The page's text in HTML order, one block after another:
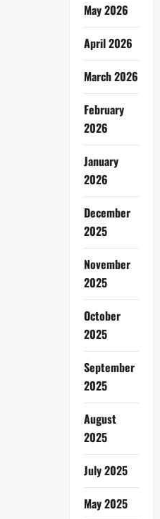
May 2026
April 2026
March 2026
February
2026
January
2026
December
2025
November
2025
October
2025
September
2025
August
2025
July 2025
May 2025